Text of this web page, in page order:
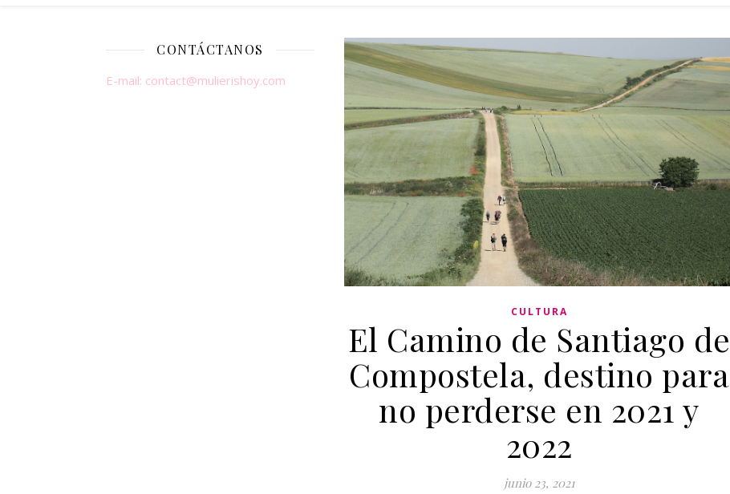
CONTÁCTANOS
E-mail: contact@mulierishoy.com
CULTURA
El Camino de Santiago de
Compostela, destino para
no perderse en 2021 y
2022
junio 23, 2021